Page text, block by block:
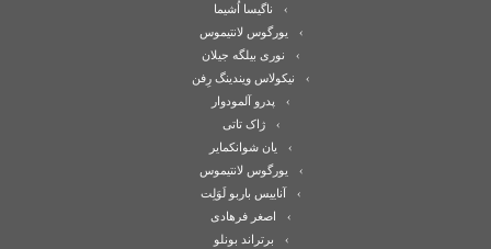
ناگیسا اُشیما
یورگوس لانتیموس
نوری بیلگه جیلان
نیکولاس ویندینگ رِفن
پدرو آلمودوار
ژاک تاتی
یان شوانکمایر
یورگوس لانتیموس
آناییس باربو لَوَلِت
اصغر فرهادی
برتراند بونلو